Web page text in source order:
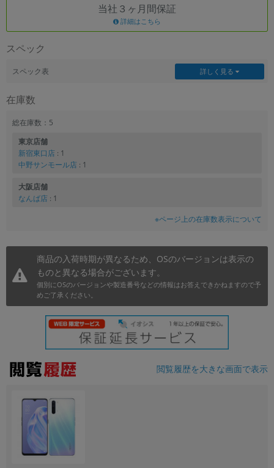
当社３ヶ月間保証
詳細はこちら
スペック
スペック表 詳しく見る
在庫数
総在庫数：5
東京店舗
新宿東口店 : 1
中野サンモール店 : 1
大阪店舗
なんば店 : 1
※ページ上の在庫数表示について
商品の入荷時期が異なるため、OSのバージョンは表示の
ものと異なる場合がございます。
個別にOSのバージョンや製造番号などの情報はお答えできかねますので予
めご了承ください。
閲覧履歴を大きな画面で表示